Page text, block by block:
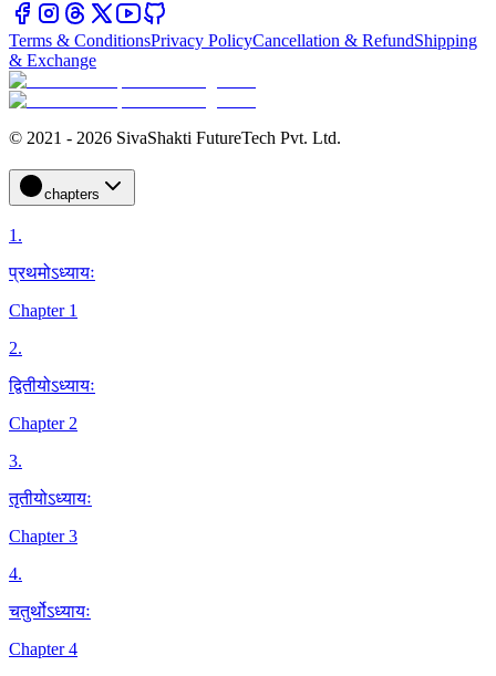
Terms & ConditionsPrivacy PolicyCancellation & RefundShipping
& Exchange
© 2021 - 2026 SivaShakti FutureTech Pvt. Ltd.
chapters
1.
प्रथमोऽध्यायः
Chapter 1
2.
द्वितीयोऽध्यायः
Chapter 2
3.
तृतीयोऽध्यायः
Chapter 3
4.
चतुर्थोऽध्यायः
Chapter 4